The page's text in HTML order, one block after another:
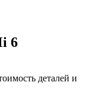
6
деталей и